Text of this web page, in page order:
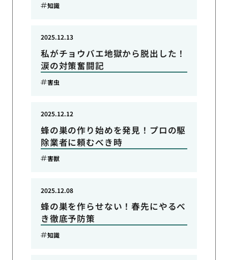
知識
私がチョウバエ地獄から脱出した！
涙の対策奮闘記
2025.12.13
害虫
蜂の巣の作り始めを発見！プロの駆
除業者に頼むべき時
2025.12.12
害獣
蜂の巣を作らせない！春先にやるべ
き徹底予防策
2025.12.08
知識